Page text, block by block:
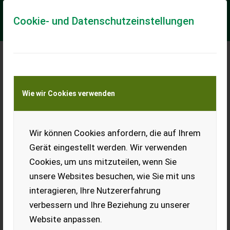
Cookie- und Datenschutzeinstellungen
Wie wir Cookies verwenden
Wir können Cookies anfordern, die auf Ihrem
Gerät eingestellt werden. Wir verwenden
Cookies, um uns mitzuteilen, wenn Sie
unsere Websites besuchen, wie Sie mit uns
interagieren, Ihre Nutzererfahrung
verbessern und Ihre Beziehung zu unserer
Website anpassen.
Meine Transportkostenanfrage
Transport von Land- und Baumaschinen –
KEINE Tiertransporte
Honig im Hobbock ab
20 kg nicht BIO und
BIO
Blütenhonig im Hobbock aus
Ernte 2024 (nicht BIO), ab 12
- 35 kg im Hobbock € 6,5/kg,
17,4% Wasser, gesamt ca.
400 kg. Blütenhonig im